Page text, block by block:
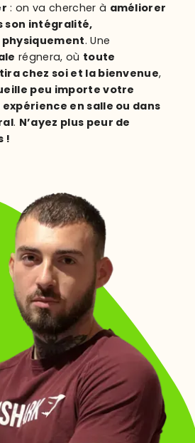
: on va chercher à améliorer
son intégralité,
. Une
régnera, où toute
chez soi et la bienvenue,
peu importe votre
en salle ou dans
. N’ayez plus peur de
!